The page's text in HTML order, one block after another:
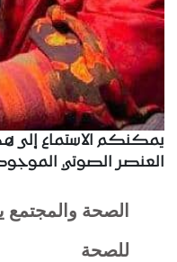
يمكنكم الاستماع إلى
العنصر الصوتي الموجود
الصحة والمجتمع
للصحة